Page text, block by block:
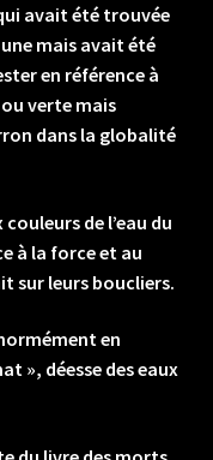
avait été trouvée
mais avait été
en référence à
verte mais
dans la globalité
de l’eau du
à la force et au
sur leurs boucliers.
en
», déesse des eaux